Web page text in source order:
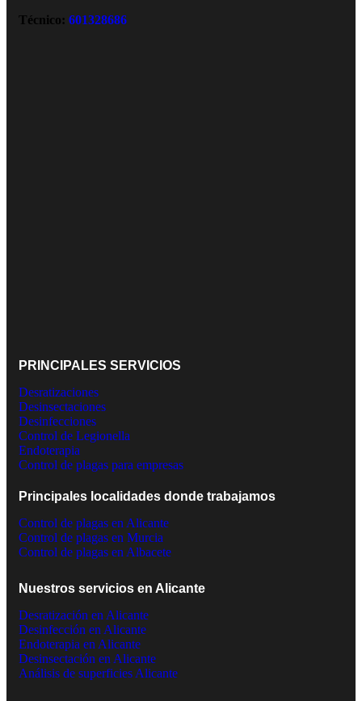
Técnico: 601328686
PRINCIPALES SERVICIOS
Desratizaciones
Desinsectaciones
Desinfecciones
Control de Legionella
Endoterapia
Control de plagas para empresas
Principales localidades donde trabajamos
Control de plagas en Alicante
Control de plagas en Murcia
Control de plagas en Albacete
Nuestros servicios en Alicante
Desratización en Alicante
Desinfección en Alicante
Endoterapia en Alicante
Desinsectación en Alicante
Análisis de superficies Alicante